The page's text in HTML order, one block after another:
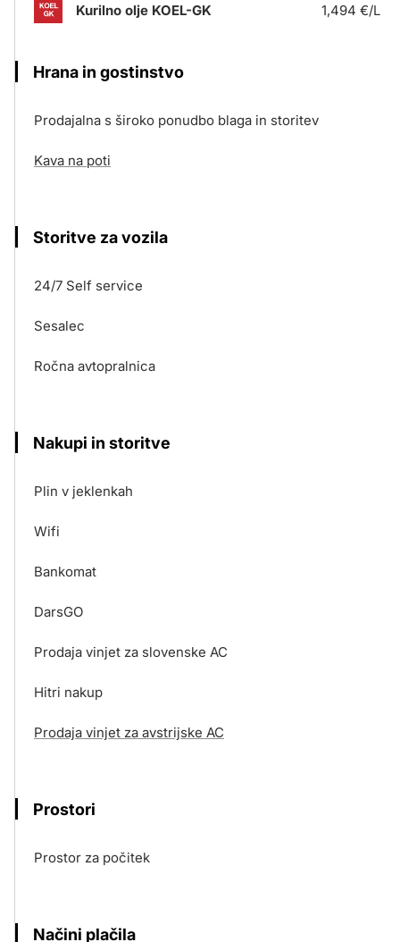
Kurilno olje KOEL-GK 1,494 €/L
Hrana in gostinstvo
Prodajalna s široko ponudbo blaga in storitev
Kava na poti
Storitve za vozila
24/7 Self service
Sesalec
Ročna avtopralnica
Nakupi in storitve
Plin v jeklenkah
Wifi
Bankomat
DarsGO
Prodaja vinjet za slovenske AC
Hitri nakup
Prodaja vinjet za avstrijske AC
Prostori
Prostor za počitek
Načini plačila